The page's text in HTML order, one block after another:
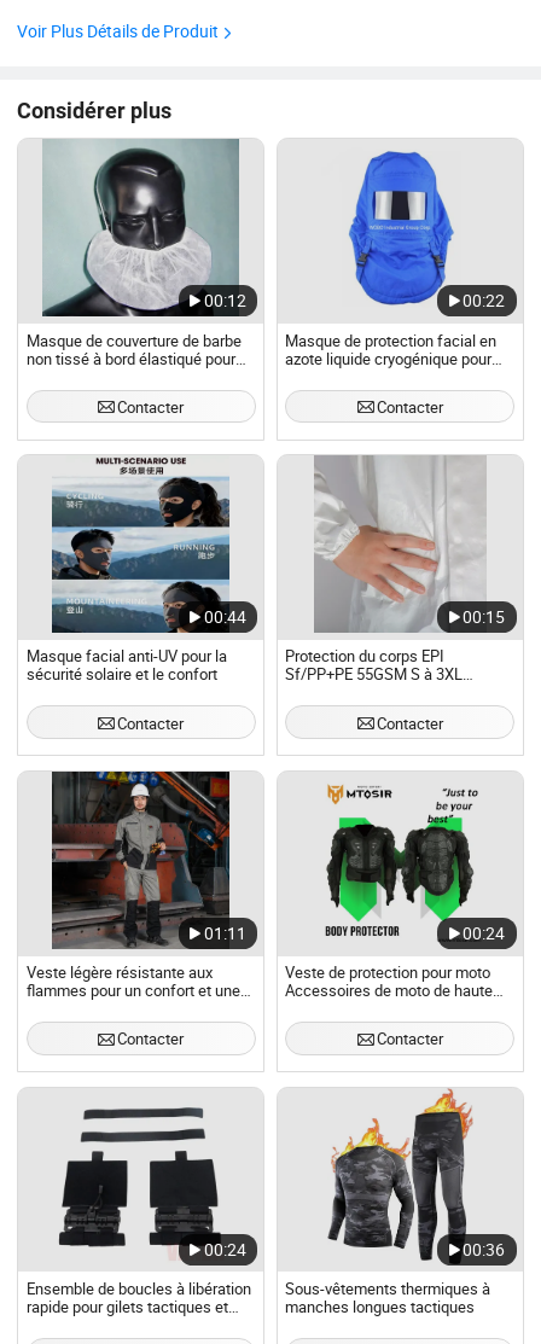
sécurité du travail. Notre gamme complète d'accessoires de
Voir Plus Détails de Produit
Considérer plus
00:12
Masque de couverture de barbe
non tissé à bord élastiqué pour
Contacter
00:22
Masque de protection facial en
azote liquide cryogénique pour
Contacter
00:44
Masque facial anti-UV pour la
sécurité solaire et le confort
Contacter
00:15
Protection du corps EPI
Sf/PP+PE 55GSM S à 3XL
Contacter
01:11
Veste légère résistante aux
flammes pour un confort et une
Contacter
00:24
Veste de protection pour moto
Accessoires de moto de haute
Contacter
00:24
Ensemble de boucles à libération
rapide pour gilets tactiques et
00:36
Sous-vêtements thermiques à
manches longues tactiques